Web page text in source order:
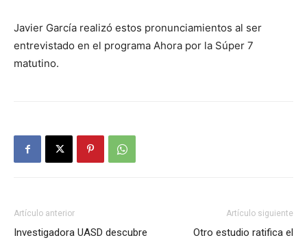
Javier García realizó estos pronunciamientos al ser
entrevistado en el programa Ahora por la Súper 7
matutino.
Artículo anterior
Investigadora UASD descubre
Artículo siguiente
Otro estudio ratifica el